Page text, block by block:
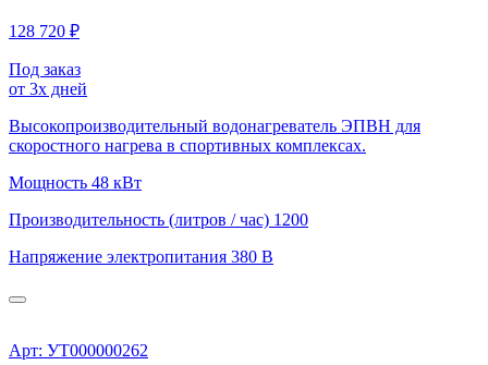
128 720 ₽
Под заказ
от 3х дней
Высокопроизводительный водонагреватель ЭПВН для
скоростного нагрева в спортивных комплексах.
Мощность 48 кВт
Производительность (литров / час) 1200
Напряжение электропитания 380 В
Арт: УТ000000262